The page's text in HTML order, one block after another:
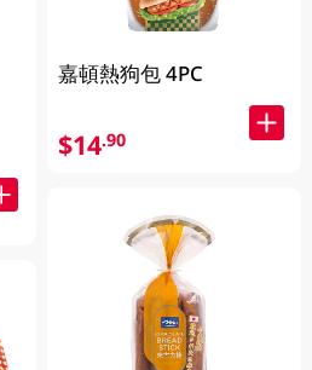
嘉頓熱狗包 4PC
$14.90